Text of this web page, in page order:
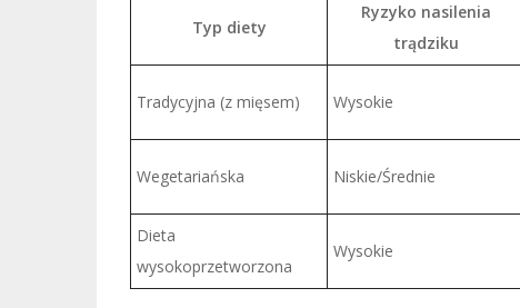
Typ diety
Ryzyko nasilenia
trądziku
Tradycyjna (z mięsem) Wysokie
Wegetariańska Niskie/Średnie
Dieta
wysokoprzetworzona
Wysokie